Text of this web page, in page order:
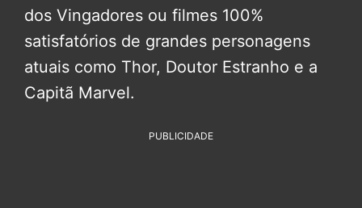
dos Vingadores ou filmes 100%
satisfatórios de grandes personagens
atuais como Thor, Doutor Estranho e a
Capitã Marvel.
PUBLICIDADE